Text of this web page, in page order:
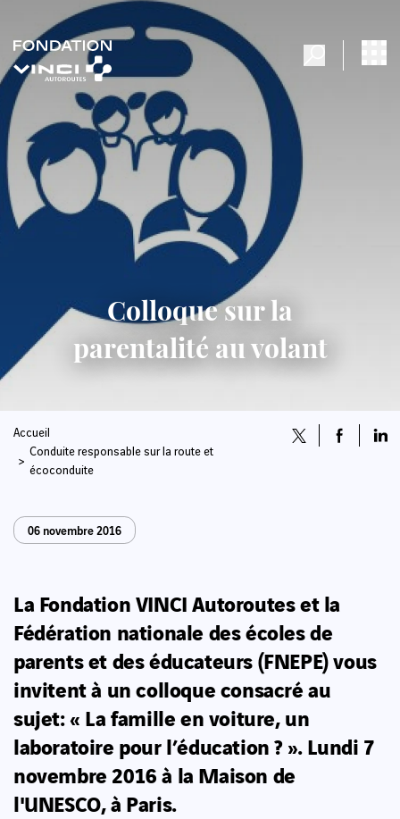
Colloque sur la
parentalité au volant
Accueil
Conduite responsable sur la route et
écoconduite
06 novembre 2016
La Fondation VINCI Autoroutes et la
Fédération nationale des écoles de
parents et des éducateurs (FNEPE) vous
invitent à un colloque consacré au
sujet: « La famille en voiture, un
laboratoire pour l’éducation ? ». Lundi 7
novembre 2016 à la Maison de
l'UNESCO, à Paris.